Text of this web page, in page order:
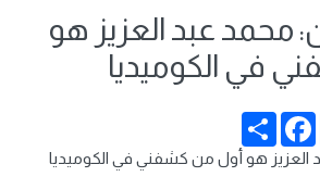
محمد عبد العزيز هو
في الكوميديا
Share
Facebook
العزيز هو أول من كشفني في الكوميديا